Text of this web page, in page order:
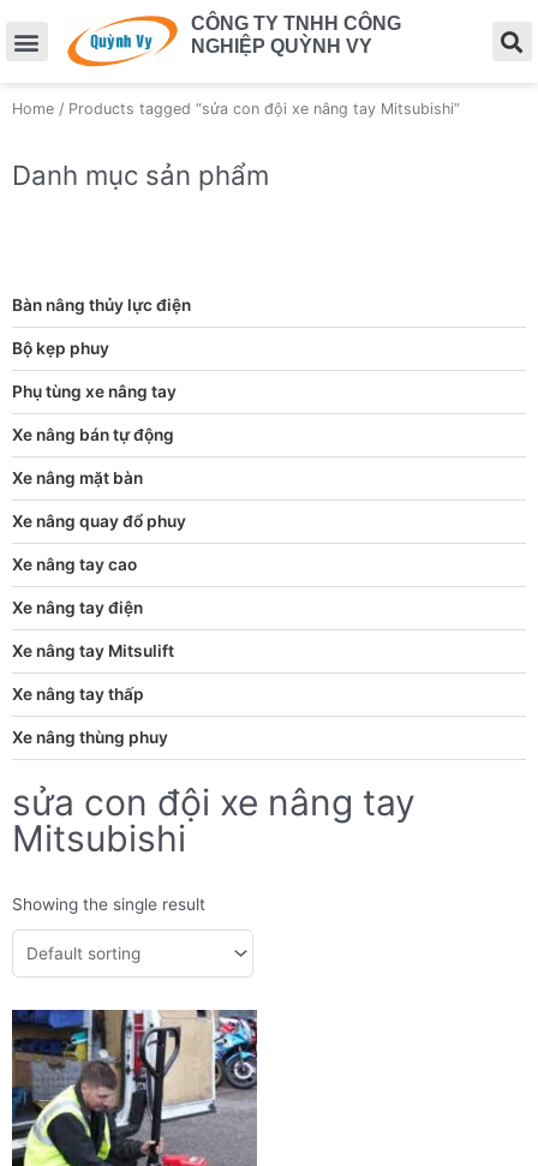
CÔNG TY TNHH CÔNG
NGHIỆP QUỲNH VY
Home / Products tagged “sửa con đội xe nâng tay Mitsubishi”
Danh mục sản phẩm
Bàn nâng thủy lực điện
Bộ kẹp phuy
Phụ tùng xe nâng tay
Xe nâng bán tự động
Xe nâng mặt bàn
Xe nâng quay đổ phuy
Xe nâng tay cao
Xe nâng tay điện
Xe nâng tay Mitsulift
Xe nâng tay thấp
Xe nâng thùng phuy
sửa con đội xe nâng tay
Mitsubishi
Showing the single result